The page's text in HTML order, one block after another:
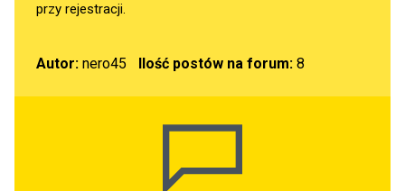
przy rejestracji.
Autor: nero45 Ilość postów na forum:8